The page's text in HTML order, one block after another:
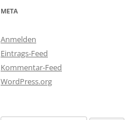
META
Anmelden
Eintrags-Feed
Kommentar-Feed
WordPress.org